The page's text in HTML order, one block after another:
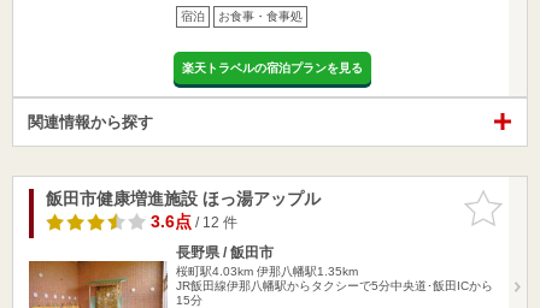
宿泊 お食事・食事処
楽天トラベルの宿泊プランを見る
関連情報から探す
お気に入
りに追加
飯田市健康増進施設 ほっ湯アップル
3.6点/ 12 件
長野県 / 飯田市
桜町駅4.03km 伊那八幡駅1.35km
JR飯田線伊那八幡駅からタクシーで5分中央道･飯田ICから
15分